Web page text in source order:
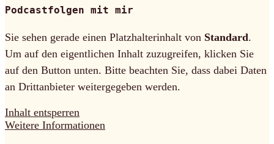
Podcastfolgen mit mir
Sie sehen gerade einen Platzhalterinhalt von Standard.
Um auf den eigentlichen Inhalt zuzugreifen, klicken Sie
auf den Button unten. Bitte beachten Sie, dass dabei Daten
an Drittanbieter weitergegeben werden.
Inhalt entsperren
Weitere Informationen